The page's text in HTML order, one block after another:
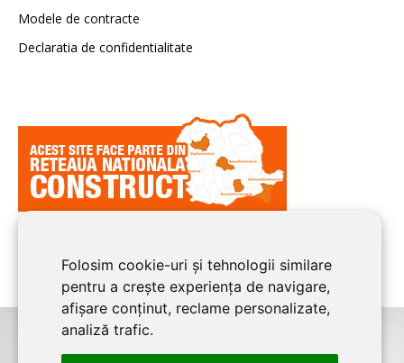
Folosim cookie-uri și tehnologii similare
pentru a crește experiența de navigare,
afișare conținut, reclame personalizate,
analiză trafic.
Modele de contracte
Declaratia de confidentialitate
BUCURESTI CONSTRUCTeste un serviciu de promovare online